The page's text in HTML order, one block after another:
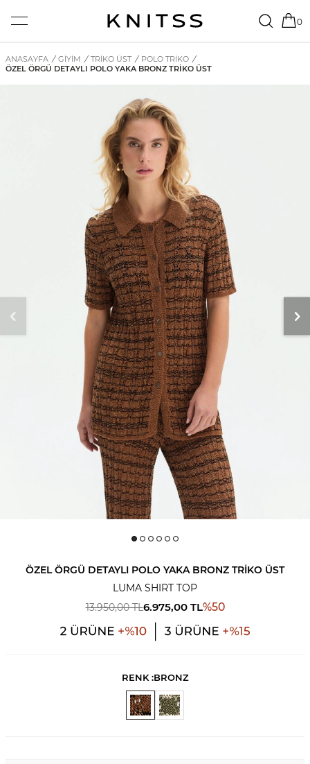
0
ANASAYFA / GİYİM / TRIKO ÜST / POLO TRIKO /
ÖZEL ÖRGÜ DETAYLI POLO YAKA BRONZ TRIKO ÜST
ÖZEL ÖRGÜ DETAYLI POLO YAKA BRONZ TRIKO ÜST
LUMA SHIRT TOP
13.950,00TL6.975,00TL%50
RENK :BRONZ